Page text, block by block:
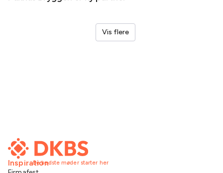
Vis flere
De bedste møder starter her
Inspiration